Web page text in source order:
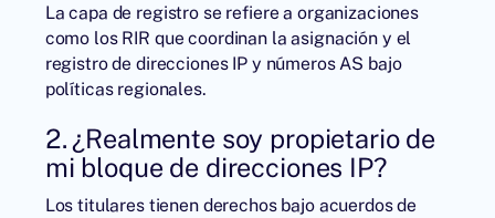
La capa de registro se refiere a organizaciones
como los RIR que coordinan la asignación y el
registro de direcciones IP y números AS bajo
políticas regionales.
2. ¿Realmente soy propietario de
mi bloque de direcciones IP?
Los titulares tienen derechos bajo acuerdos de